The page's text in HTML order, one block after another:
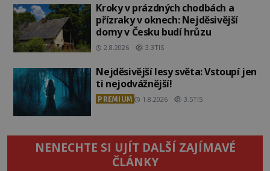
Kroky v prázdných chodbách a
přízraky v oknech: Nejděsivější
domy v Česku budí hrůzu
2.8.2026 3.3TIS
Nejděsivější lesy světa: Vstoupí jen
ti nejodvážnější!
PREMIUM 1.8.2026 3.5TIS
NENECHTE SI UJÍT DALŠÍ ZAJÍMAVÉ
ČLÁNKY